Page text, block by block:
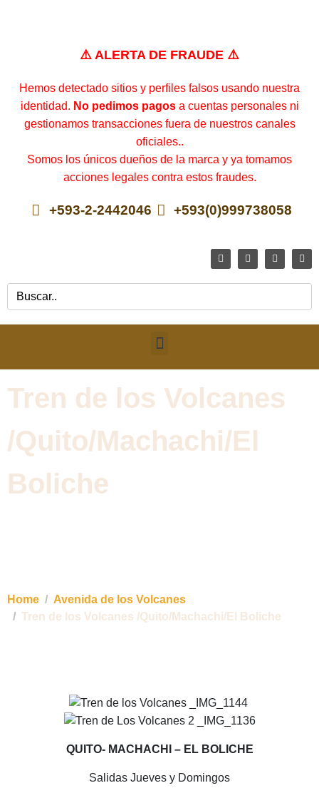
⚠️ ALERTA DE FRAUDE ⚠️
Hemos detectado sitios y perfiles falsos usando nuestra
identidad. No pedimos pagosa cuentas personales ni
gestionamos transacciones fuera de nuestros canales
oficiales..
Somos los únicos dueños de la marca y ya tomamos
acciones legales contra estos fraudes.
+593-2-2442046 +593(0)999738058
Tren de los Volcanes
/Quito/Machachi/El
Boliche
Home
Avenida de los Volcanes
Tren de los Volcanes /Quito/Machachi/El Boliche
QUITO- MACHACHI – EL BOLICHE
Salidas Jueves y Domingos